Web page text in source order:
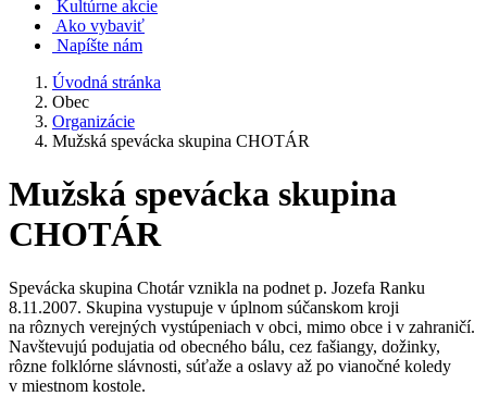
Kultúrne akcie
Ako vybaviť
Napíšte nám
Úvodná stránka
Obec
Organizácie
Mužská spevácka skupina CHOTÁR
Mužská spevácka skupina
CHOTÁR
Spevácka skupina Chotár vznikla na podnet p. Jozefa Ranku
8.11.2007. Skupina vystupuje v úplnom súčanskom kroji
na rôznych verejných vystúpeniach v obci, mimo obce i v zahraničí.
Navštevujú podujatia od obecného bálu, cez fašiangy, dožinky,
rôzne folklórne slávnosti, súťaže a oslavy až po vianočné koledy
v miestnom kostole.